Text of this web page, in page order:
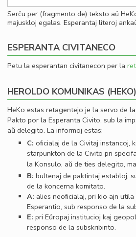
Serĉu per (fragmento de) teksto aŭ
majuskloj egalas. Esperantaj literoj
ESPERANTA CIVITANECO
Petu la esperantan civitanecon per la
HEROLDO KOMUNIKAS (HEKO)
HeKo estas retagentejo je la servo de
Pakto por la Esperanta Civito, sub la
aŭ delegito. La informoj estas:
C: oﬁcialaj de la Civitaj instancoj,
starpunkton de la Civito pri
la Konsulo, aŭ de ties delegito,
B: bultenaj de paktintaj establoj,
de la koncerna komitato.
A: alies neoﬁcialaj, pri kio ajn
Esperantio, sub responso de la
E: pri Eŭropaj institucioj kaj
responso de la subskribinto.